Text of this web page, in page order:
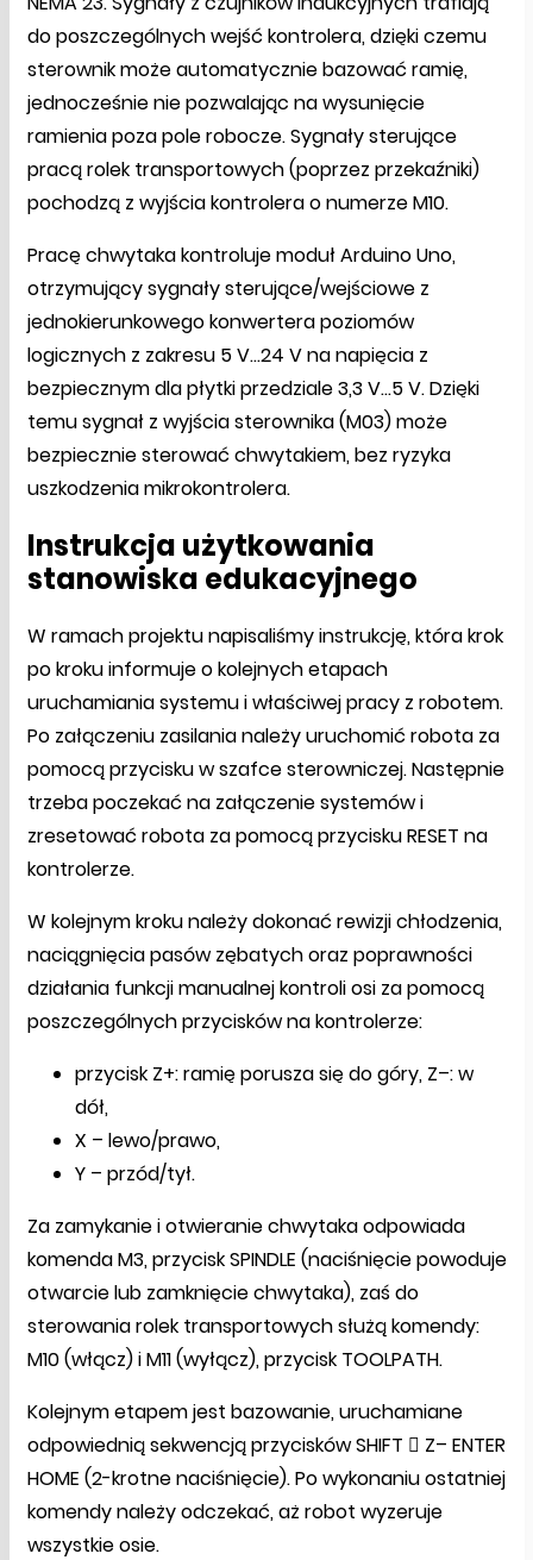
do poszczególnych wejść kontrolera, dzięki czemu
sterownik może automatycznie bazować ramię,
jednocześnie nie pozwalając na wysunięcie
ramienia poza pole robocze. Sygnały sterujące
pracą rolek transportowych (poprzez przekaźniki)
pochodzą z wyjścia kontrolera o numerze M10.
Pracę chwytaka kontroluje moduł Arduino Uno,
otrzymujący sygnały sterujące/wejściowe z
jednokierunkowego konwertera poziomów
logicznych z zakresu 5 V...24 V na napięcia z
bezpiecznym dla płytki przedziale 3,3 V...5 V. Dzięki
temu sygnał z wyjścia sterownika (M03) może
bezpiecznie sterować chwytakiem, bez ryzyka
uszkodzenia mikrokontrolera.
Instrukcja użytkowania
stanowiska edukacyjnego
W ramach projektu napisaliśmy instrukcję, która krok
po kroku informuje o kolejnych etapach
uruchamiania systemu i właściwej pracy z robotem.
Po załączeniu zasilania należy uruchomić robota za
pomocą przycisku w szafce sterowniczej. Następnie
trzeba poczekać na załączenie systemów i
zresetować robota za pomocą przycisku RESET na
kontrolerze.
W kolejnym kroku należy dokonać rewizji chłodzenia,
naciągnięcia pasów zębatych oraz poprawności
działania funkcji manualnej kontroli osi za pomocą
poszczególnych przycisków na kontrolerze:
przycisk Z+: ramię porusza się do góry, Z–: w
dół,
X – lewo/prawo,
Y – przód/tył.
Za zamykanie i otwieranie chwytaka odpowiada
komenda M3, przycisk SPINDLE (naciśnięcie powoduje
otwarcie lub zamknięcie chwytaka), zaś do
sterowania rolek transportowych służą komendy:
M10 (włącz) i M11 (wyłącz), przycisk TOOLPATH.
Kolejnym etapem jest bazowanie, uruchamiane
odpowiednią sekwencją przycisków SHIFT  Z– ENTER
HOME (2-krotne naciśnięcie). Po wykonaniu ostatniej
komendy należy odczekać, aż robot wyzeruje
wszystkie osie.